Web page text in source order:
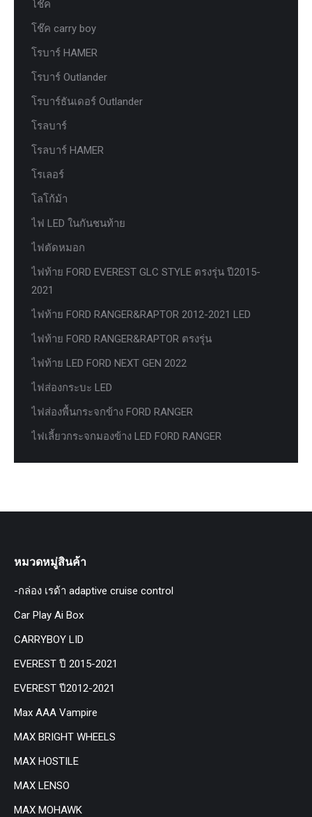
โช๊ค
โช๊ค carry boy
โรบาร์ HAMER
โรบาร์ Outlander
โรบาร์ธันเดอร์ Outlander
โรลบาร์
โรลบาร์ HAMER
โรเลอร์
โลโก้ม้า
ไฟ LED ในกันชนท้าย
ไฟตัดหมอก
ไฟท้าย FORD EVEREST GLC STYLE ตรงรุ่น ปี2015-
2021
ไฟท้าย FORD RANGER&RAPTOR 2012-2021 LED
ไฟท้าย FORD RANGER&RAPTOR ตรงรุ่น
ไฟท้าย LED FORD NEXT GEN 2022
ไฟส่องกระบะ LED
ไฟส่องพื้นกระจกข้าง FORD RANGER
ไฟเลี้ยวกระจกมองข้าง LED FORD RANGER
หมวดหมู่สินค้า
-กล่อง เรด้า adaptive cruise control
Car Play Ai Box
CARRYBOY LID
EVEREST ปี 2015-2021
EVEREST ปี2012-2021
Max AAA Vampire
MAX BRIGHT WHEELS
MAX HOSTILE
MAX LENSO
MAX MOHAWK